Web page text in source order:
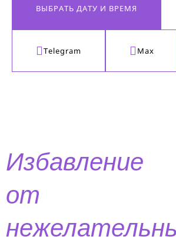
ВЫБРАТЬ ДАТУ И ВРЕМЯ
Telegram Max
Избавление
от